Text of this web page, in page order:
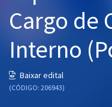
Questões grátis
Blog
Cargo de
Interno
Baixar edital
(CÓDIGO: 206943)